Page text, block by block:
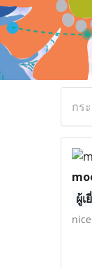
กร
ผู้เ